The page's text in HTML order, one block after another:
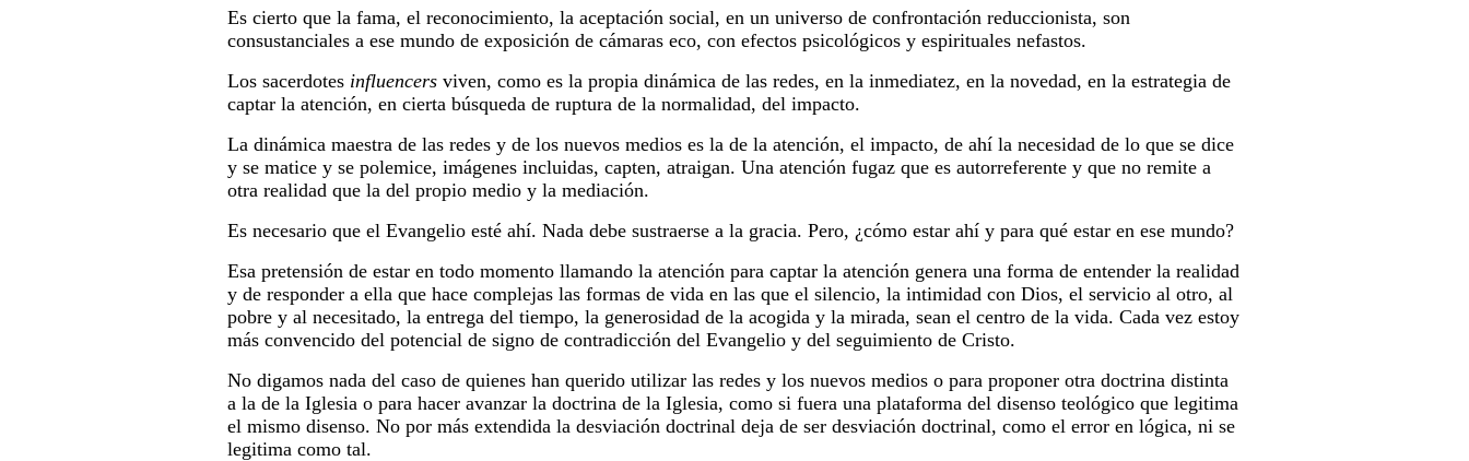
Es cierto que la fama, el reconocimiento, la aceptación social, en un universo de confrontación reduccionista, son
consustanciales a ese mundo de exposición de cámaras eco, con efectos psicológicos y espirituales nefastos.
Los sacerdotes influencers viven, como es la propia dinámica de las redes, en la inmediatez, en la novedad, en la estrategia de
captar la atención, en cierta búsqueda de ruptura de la normalidad, del impacto.
La dinámica maestra de las redes y de los nuevos medios es la de la atención, el impacto, de ahí la necesidad de lo que se dice
y se matice y se polemice, imágenes incluidas, capten, atraigan. Una atención fugaz que es autorreferente y que no remite a
otra realidad que la del propio medio y la mediación.
Es necesario que el Evangelio esté ahí. Nada debe sustraerse a la gracia. Pero, ¿cómo estar ahí y para qué estar en ese mundo?
Esa pretensión de estar en todo momento llamando la atención para captar la atención genera una forma de entender la realidad
y de responder a ella que hace complejas las formas de vida en las que el silencio, la intimidad con Dios, el servicio al otro, al
pobre y al necesitado, la entrega del tiempo, la generosidad de la acogida y la mirada, sean el centro de la vida. Cada vez estoy
más convencido del potencial de signo de contradicción del Evangelio y del seguimiento de Cristo.
No digamos nada del caso de quienes han querido utilizar las redes y los nuevos medios o para proponer otra doctrina distinta
a la de la Iglesia o para hacer avanzar la doctrina de la Iglesia, como si fuera una plataforma del disenso teológico que legitima
el mismo disenso. No por más extendida la desviación doctrinal deja de ser desviación doctrinal, como el error en lógica, ni se
legitima como tal.